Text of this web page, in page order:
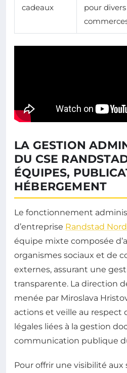
cadeaux
pour divers
LA GESTION
DU CSE
ÉQUIPES,
HÉBERGEMENT
Le fonctionnement
d’entreprise Randstad Nord
équipe mixte composée
organismes sociaux et de
externes, assurant une
transparente. La direction
menée par Miroslava
actions et veille au respect
légales liées à la gestion
communication publique
Pour offrir une visibilité aux